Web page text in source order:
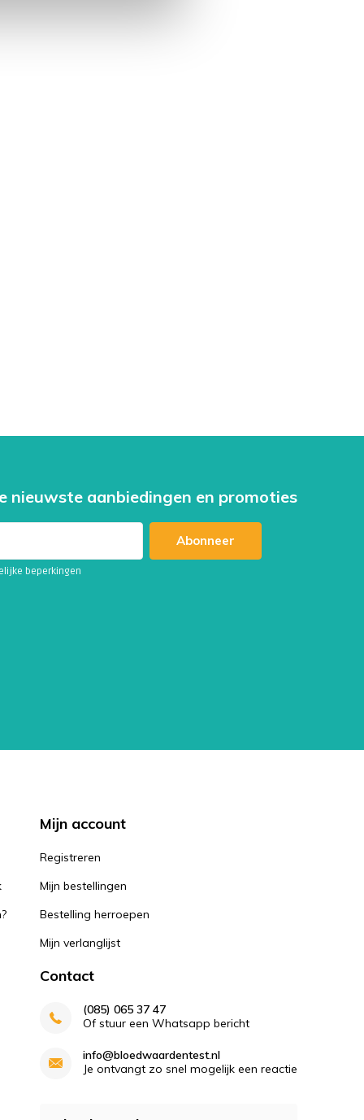
nieuwste aanbiedingen en promoties
Abonneer
beperkingen
Mijn account
Registreren
Mijn bestellingen
Bestelling herroepen
Mijn verlanglijst
Contact
(085) 065 37 47
Of stuur een Whatsapp bericht
info@bloedwaardentest.nl
Je ontvangt zo snel mogelijk een reactie